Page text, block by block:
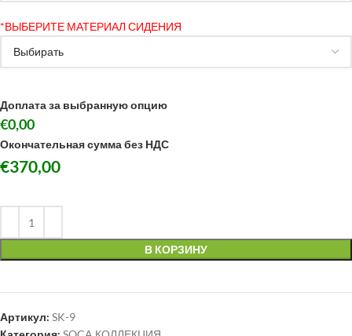
*ВЫБЕРИТЕ МАТЕРИАЛ СИДЕНИЯ
Доплата за выбранную опцию
€0,00
Окончательная сумма без НДС
€370,00
В КОРЗИНУ
Артикул: SK-9